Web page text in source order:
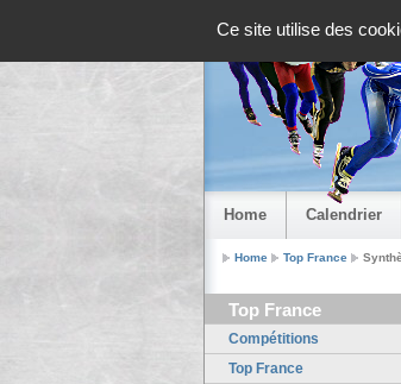
Ce site utilise des
Home Calendrier
Home Top France
Top France
Compétitions
Top France